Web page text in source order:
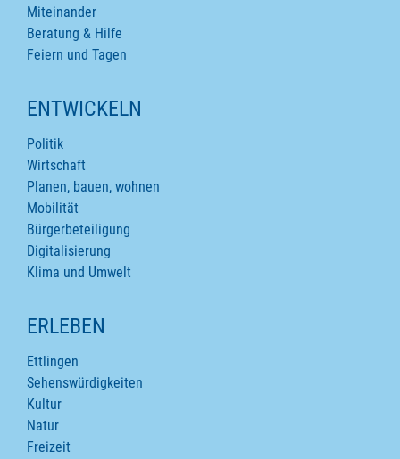
Miteinander
Beratung & Hilfe
Feiern und Tagen
ENTWICKELN
Politik
Wirtschaft
Planen, bauen, wohnen
Mobilität
Bürgerbeteiligung
Digitalisierung
Klima und Umwelt
ERLEBEN
Ettlingen
Sehenswürdigkeiten
Kultur
Natur
Freizeit